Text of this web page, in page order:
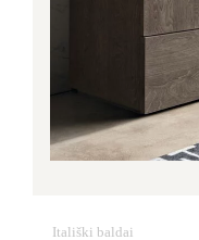
Itališki baldai